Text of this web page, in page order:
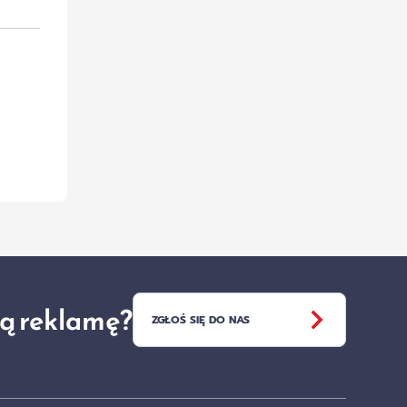
reklamę? ZGŁOŚ SIĘ DO NAS